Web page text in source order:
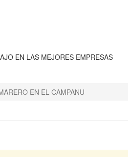
EN LAS MEJORES EMPRESAS
EN EL CAMPANU